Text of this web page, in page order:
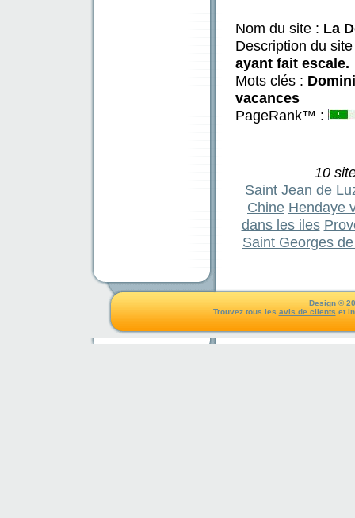
Nom du site : La
Description du
ayant fait escale.
Mots clés :
vacances
PageRank™ :
10
Saint Jean de
Chine Hendaye
dans les iles
Saint Georges
Design ©
Trouvez tous les avis de clients et